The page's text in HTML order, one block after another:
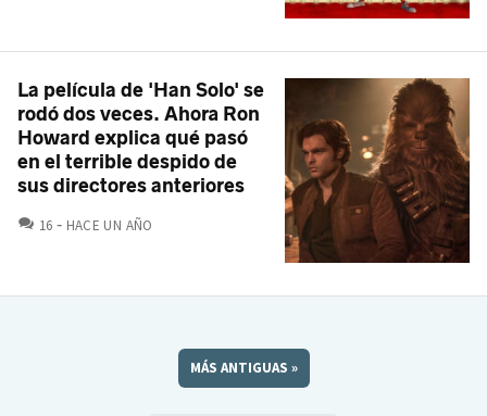
La película de 'Han Solo' se
rodó dos veces. Ahora Ron
Howard explica qué pasó
en el terrible despido de
sus directores anteriores
16 COMENTARIOS
HACE UN AÑO
MÁS ANTIGUAS »